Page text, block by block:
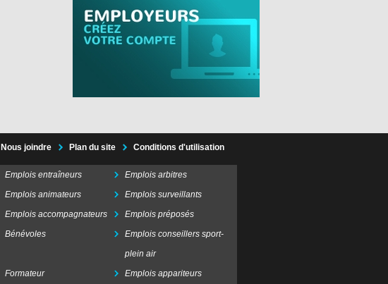
Nous joindre Plan du site Conditions d'utilisation
Emplois entraîneurs
Emplois arbitres
Emplois animateurs
Emplois surveillants
Emplois accompagnateurs
Emplois préposés
Bénévoles
Emplois conseillers sport-
plein air
Formateur Emplois appariteurs